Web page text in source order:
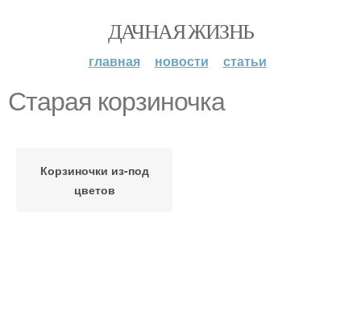
ДАЧНАЯ ЖИЗНЬ
главная новости статьи
Старая корзиночка
Корзиночки из-под
цветов